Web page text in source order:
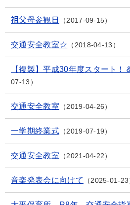
祖父母参観日 2017-09-15
交通安全教室☆ 2018-04-13
【複製】平成30年度スタート！
07-13
交通安全教室 2019-04-26
一学期終業式 2019-07-19
交通安全教室 2021-04-22
音楽発表会に向けて 2025-01-23